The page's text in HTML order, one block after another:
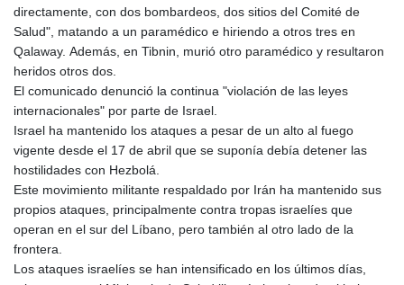
directamente, con dos bombardeos, dos sitios del Comité de
Salud", matando a un paramédico e hiriendo a otros tres en
Qalaway. Además, en Tibnin, murió otro paramédico y resultaron
heridos otros dos.
El comunicado denunció la continua "violación de las leyes
internacionales" por parte de Israel.
Israel ha mantenido los ataques a pesar de un alto al fuego
vigente desde el 17 de abril que se suponía debía detener las
hostilidades con Hezbolá.
Este movimiento militante respaldado por Irán ha mantenido sus
propios ataques, principalmente contra tropas israelíes que
operan en el sur del Líbano, pero también al otro lado de la
frontera.
Los ataques israelíes se han intensificado en los últimos días,